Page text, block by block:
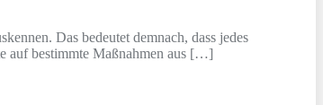
Das bedeutet demnach, dass jedes
auf bestimmte Maßnahmen aus […]